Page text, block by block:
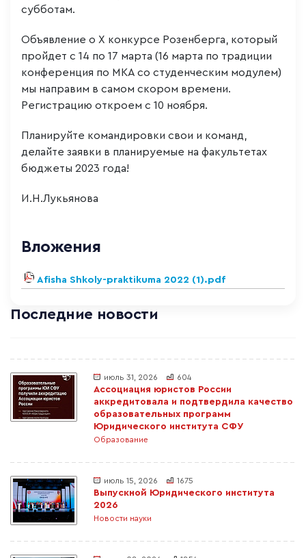
субботам.
Объявление о Х конкурсе Розенберга, который
пройдет с 14 по 17 марта (16 марта по традиции
конференция по МКА со студенческим модулем)
мы направим в самом скором времени.
Регистрацию откроем с 10 ноября.
Планируйте командировки свои и команд,
делайте заявки в планируемые на факультетах
бюджеты 2023 года!
И.Н.Лукьянова
Вложения
Afisha Shkoly-praktikuma 2022 (1).pdf
Последние новости
июль 31, 2026 604
Ассоциация юристов России
аккредитовала и подтвердила качество
образовательных программ
Юридического института СФУ
Образование
июль 15, 2026 1675
Выпускной Юридического института
2026
Новости науки